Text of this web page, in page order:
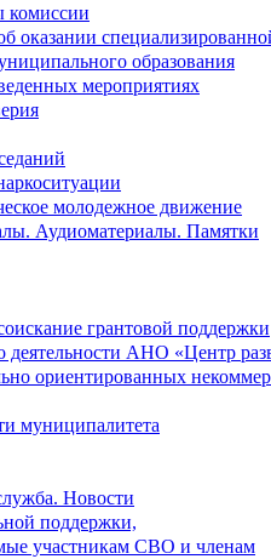
комиссии
оказании
образования
мероприятиях
молодежное движение
Аудиоматериалы. Памятки
грантовой поддержки
АНО «Центр
ориентированных
муниципалитета
Новости
поддержки,
участникам СВО и членам